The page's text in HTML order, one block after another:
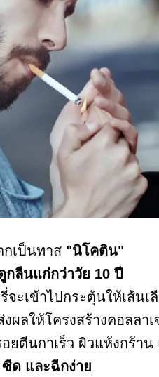
กเป็นทาส "นิโคติน"
กลืนแก่กว่าวัย 10 ปี
ะเข้าไปกระตุ้นให้เส้น
ผลให้โครงสร้างคอลล
ยตีนกาเร็ว ผิวแห้งกร้า
ด และฉีกง่าย